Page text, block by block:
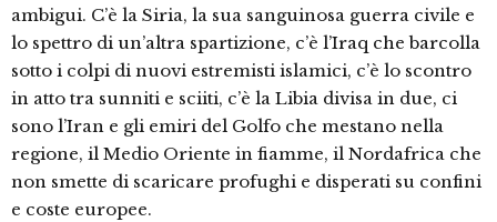
ambigui. C’è la Siria, la sua sanguinosa guerra civile e
lo spettro di un’altra spartizione, c’è l’Iraq che barcolla
sotto i colpi di nuovi estremisti islamici, c’è lo scontro
in atto tra sunniti e sciiti, c’è la Libia divisa in due, ci
sono l’Iran e gli emiri del Golfo che mestano nella
regione, il Medio Oriente in fiamme, il Nordafrica che
non smette di scaricare profughi e disperati su confini
e coste europee.